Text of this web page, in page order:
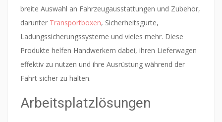
breite Auswahl an Fahrzeugausstattungen und Zubehör,
darunter Transportboxen, Sicherheitsgurte,
Ladungssicherungssysteme und vieles mehr. Diese
Produkte helfen Handwerkern dabei, ihren Lieferwagen
effektiv zu nutzen und ihre Ausrüstung während der
Fahrt sicher zu halten.
Arbeitsplatzlösungen